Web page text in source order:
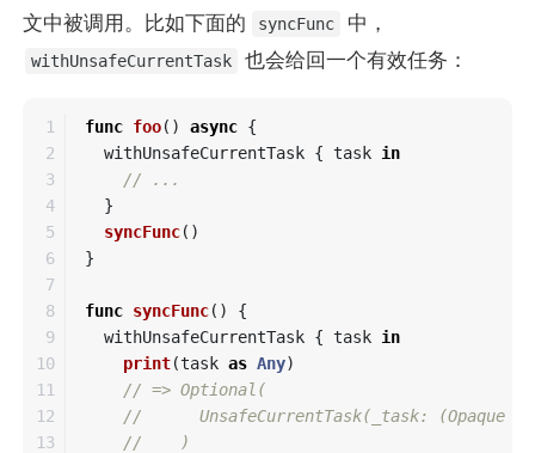
文中被调用。比如下面的
syncFunc 中，
withUnsafeCurrentTask 也会给回一个有效任务：
1
2
3
4
5
6
7
8
9
10
11
12
13
func foo() async {
withUnsafeCurrentTask { task in
// ...
}
syncFunc()
}
func syncFunc()
{
withUnsafeCurrentTask { task in
print(task as Any)
// => Optional(
//      UnsafeCurrentTask(_task: (Opaque
//    )